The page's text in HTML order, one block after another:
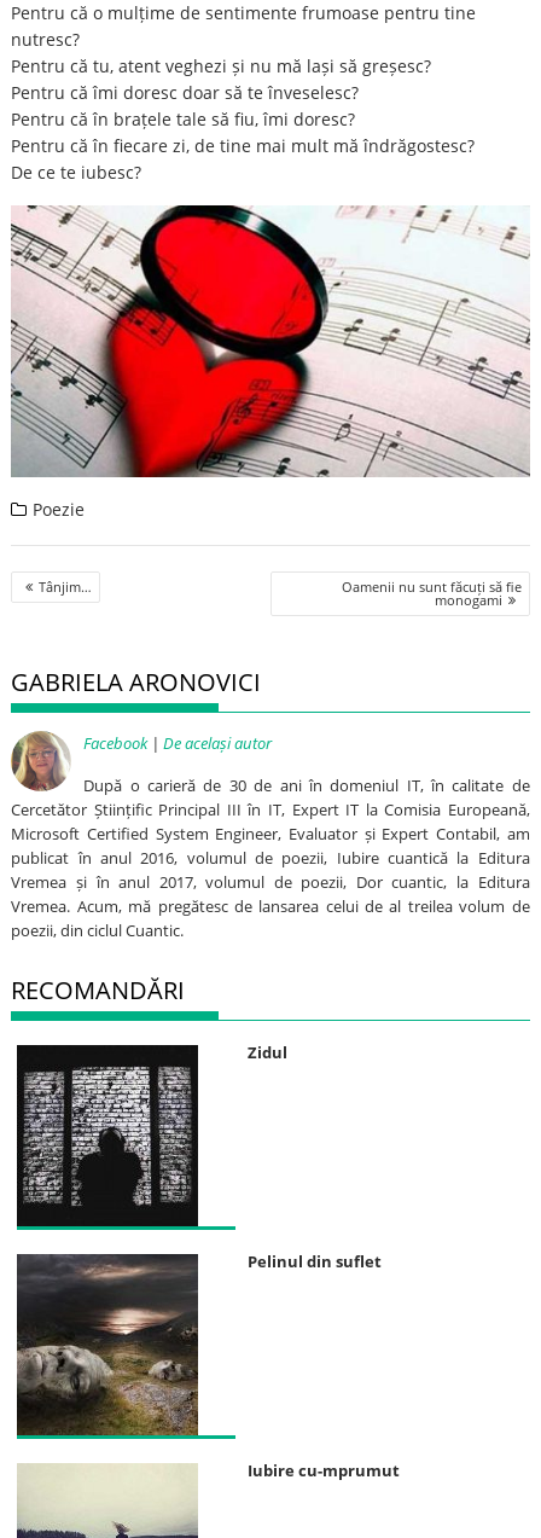
Pentru că o mulțime de sentimente frumoase pentru tine
nutresc?
Pentru că tu, atent veghezi și nu mă lași să greșesc?
Pentru că îmi doresc doar să te înveselesc?
Pentru că în brațele tale să fiu, îmi doresc?
Pentru că în fiecare zi, de tine mai mult mă îndrăgostesc?
De ce te iubesc?
Poezie
Post
navigation
Tânjim… Oamenii nu sunt făcuți să fie
monogami
GABRIELA ARONOVICI
Facebook|De același autor
După o carieră de 30 de ani în domeniul IT, în calitate de
Cercetător Științific Principal III în IT, Expert IT la Comisia Europeană,
Microsoft Certified System Engineer, Evaluator și Expert Contabil, am
publicat în anul 2016, volumul de poezii, Iubire cuantică la Editura
Vremea și în anul 2017, volumul de poezii, Dor cuantic, la Editura
Vremea. Acum, mă pregătesc de lansarea celui de al treilea volum de
poezii, din ciclul Cuantic.
RECOMANDĂRI
Zidul
Pelinul din suflet
Iubire cu-mprumut